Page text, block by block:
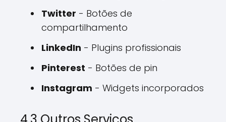
Twitter - Botões de
compartilhamento
LinkedIn - Plugins profissionais
Pinterest - Botões de pin
Instagram - Widgets incorporados